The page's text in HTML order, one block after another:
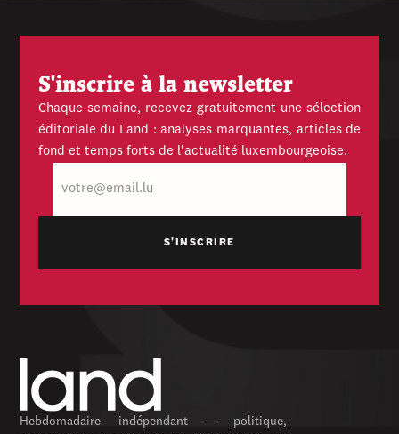
S'inscrire à la newsletter
Chaque semaine, recevez gratuitement une sélection
éditoriale du Land : analyses marquantes, articles de
fond et temps forts de l'actualité luxembourgeoise.
mail
Hebdomadaire indépendant — politique,